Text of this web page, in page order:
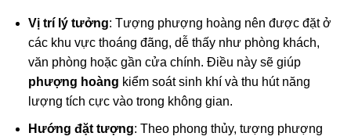
Vị trí lý tưởng: Tượng phượng hoàng nên được đặt ở
các khu vực thoáng đãng, dễ thấy như phòng khách,
văn phòng hoặc gần cửa chính. Điều này sẽ giúp
phượng hoàng kiểm soát sinh khí và thu hút năng
lượng tích cực vào trong không gian.
Hướng đặt tượng: Theo phong thủy, tượng phượng